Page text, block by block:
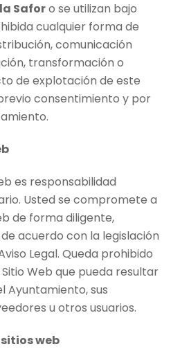
Saforo se utilizan bajo
cualquier forma de
comunicación
transformación o
de explotación de este
consentimiento y por
es responsabilidad
Usted se compromete a
de forma diligente,
acuerdo con la legislación
Legal. Queda prohibido
Web que pueda resultar
Ayuntamiento, sus
u otros usuarios.
web